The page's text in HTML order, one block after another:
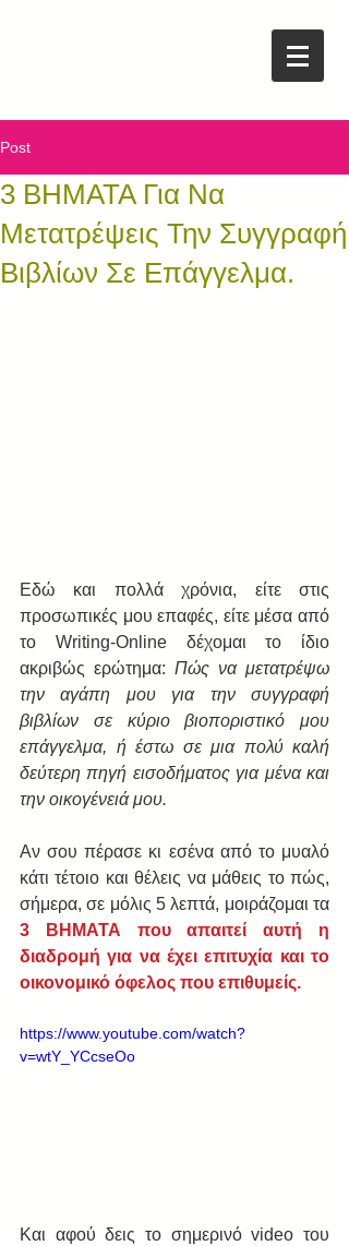
Post
3 ΒΗΜΑΤΑ Για Να
Μετατρέψεις Την Συγγραφή
Βιβλίων Σε Επάγγελμα.
Εδώ και πολλά χρόνια, είτε στις
προσωπικές μου επαφές, είτε μέσα από
το Writing-Online δέχομαι το ίδιο
ακριβώς ερώτημα: Πώς να μετατρέψω
την αγάπη μου για την συγγραφή
βιβλίων σε κύριο βιοποριστικό μου
επάγγελμα, ή έστω σε μια πολύ καλή
δεύτερη πηγή εισοδήματος για μένα και
την οικογένειά μου.
Αν σου πέρασε κι εσένα από το μυαλό
κάτι τέτοιο και θέλεις να μάθεις το πώς,
3 ΒΗΜΑΤΑ που απαιτεί αυτή η
διαδρομή για να έχει επιτυχία και το
οικονομικό όφελος που επιθυμείς.
https://www.youtube.com/watch?
v=wtY_YCcseOo
Και αφού δεις το σημερινό video του